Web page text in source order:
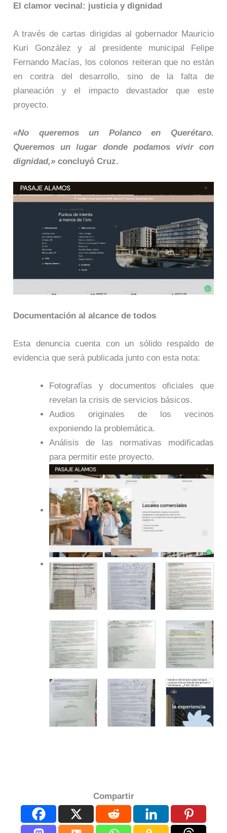
El clamor vecinal: justicia y dignidad
A través de cartas dirigidas al gobernador Mauricio
Kuri González y al presidente municipal Felipe
Fernando Macías, los colonos reiteran que no están
en contra del desarrollo, sino de la falta de
planeación y el impacto devastador que este
proyecto.
«No queremos un Polanco en Querétaro.
Queremos un lugar donde podamos vivir con
dignidad,» concluyó Cruz.
Documentación al alcance de todos
Esta denuncia cuenta con un sólido respaldo de
evidencia que será publicada junto con esta nota:
Fotografías y documentos oficiales que
revelan la crisis de servicios básicos.
Audios originales de los vecinos
exponiendo la problemática.
Análisis de las normativas modificadas
para permitir este proyecto.
Compartir